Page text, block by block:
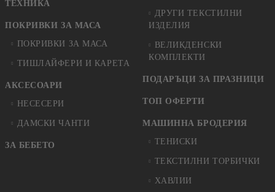
ТЕХНИКА
ПОКРИВКИ ЗА МАСА
ПОКРИВКИ ЗА МАСА
ТИШЛАЙФЕРИ И КАРЕТА
АКСЕСОАРИ
НЕСЕСЕРИ
ДАМСКИ ЧАНТИ
ЗА БЕБЕТО
ДРУГИ ТЕКСТИЛНИ
ИЗДЕЛИЯ
ВЕЛИКДЕНСКИ
КОМПЛЕКТИ
ПОДАРЪЦИ ЗА ПРАЗНИЦИ
ТОП ОФЕРТИ
МАШИННА БРОДЕРИЯ
ТЕНИСКИ
ТЕКСТИЛНИ ТОРБИЧКИ
ХАВЛИИ